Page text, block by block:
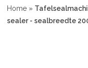
Home »
sealer - sealbreedte